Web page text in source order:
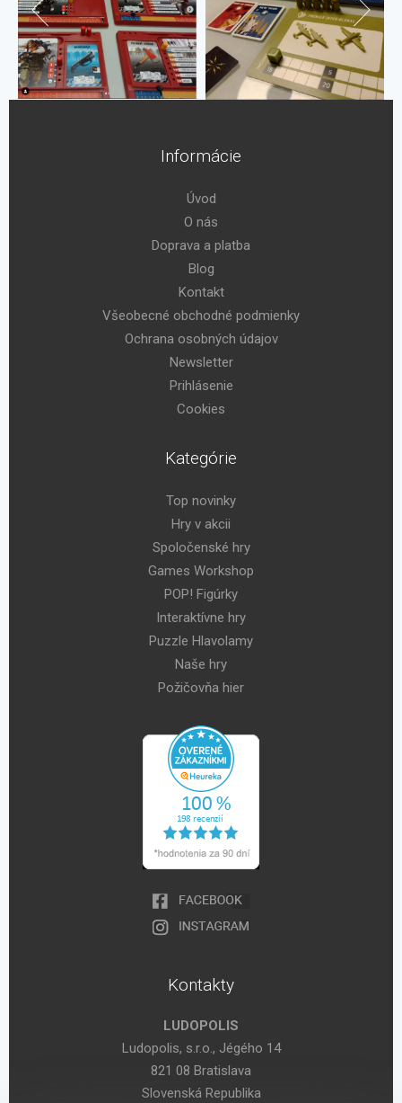
Informácie
Úvod
O nás
Doprava a platba
Blog
Kontakt
Všeobecné obchodné podmienky
Ochrana osobných údajov
Newsletter
Prihlásenie
Cookies
Kategórie
Top novinky
Hry v akcii
Spoločenské hry
Games Workshop
POP! Figúrky
Interaktívne hry
Puzzle Hlavolamy
Naše hry
Požičovňa hier
Kontakty
LUDOPOLIS
Ludopolis, s.r.o., Jégého 14
821 08 Bratislava
Slovenská Republika